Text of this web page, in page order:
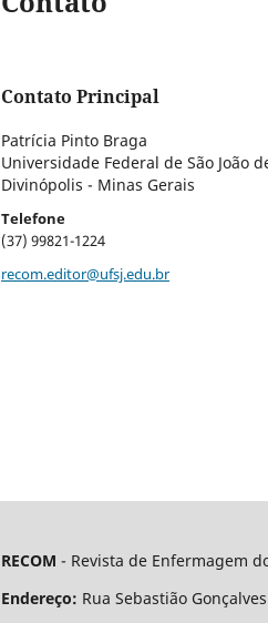
Contato Principal
Patrícia Pinto Braga
Universidade Federal de São João
Divinópolis - Minas Gerais
Telefone
(37) 99821-1224
recom.editor@ufsj.edu.br
RECOM - Revista de Enfermagem
Endereço: Rua Sebastião